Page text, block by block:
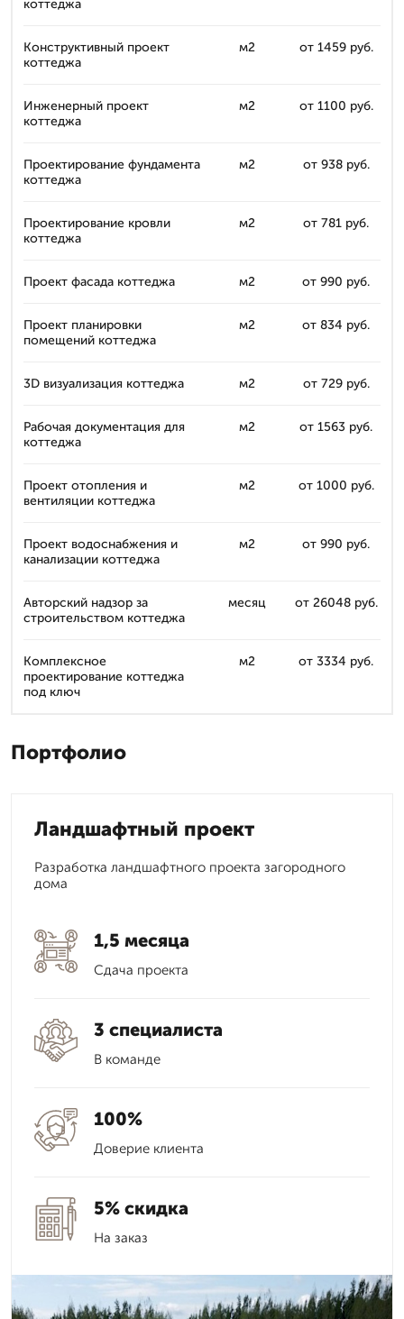
коттеджа
Конструктивный проект
коттеджа
м2 от 1459 руб.
Инженерный проект
коттеджа
м2 от 1100 руб.
Проектирование фундамента
коттеджа
м2 от 938 руб.
Проектирование кровли
коттеджа
м2 от 781 руб.
Проект фасада коттеджа м2 от 990 руб.
Проект планировки
помещений коттеджа
м2 от 834 руб.
3D визуализация коттеджа м2 от 729 руб.
Рабочая документация для
коттеджа
м2 от 1563 руб.
Проект отопления и
вентиляции коттеджа
м2 от 1000 руб.
Проект водоснабжения и
канализации коттеджа
м2 от 990 руб.
Авторский надзор за
строительством коттеджа
месяц от 26048 руб.
Комплексное
проектирование коттеджа
под ключ
м2 от 3334 руб.
Портфолио
Ландшафтный проект
Разработка ландшафтного проекта загородного
дома
1,5 месяца
Сдача проекта
3 специалиста
В команде
100%
Доверие клиента
5% скидка
На заказ